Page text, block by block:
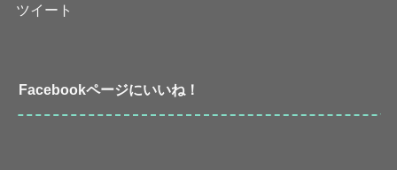
ツイート
Facebookページにいいね！